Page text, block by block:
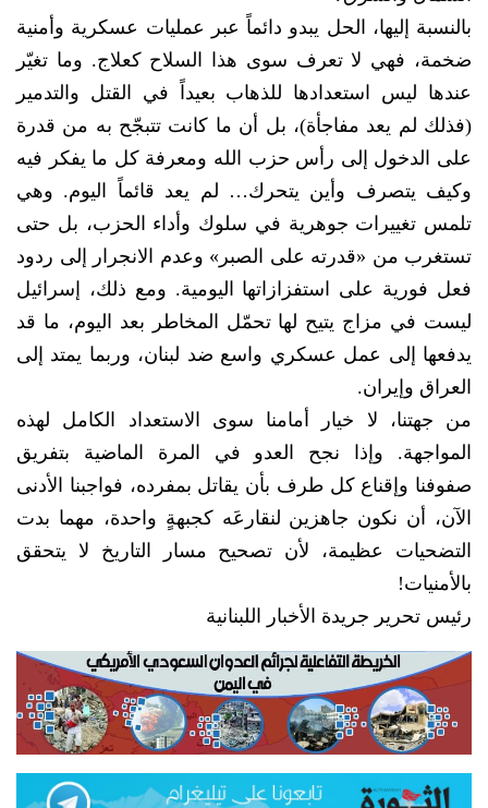
بالنسبة إليها، الحل يبدو دائماً عبر عمليات عسكرية وأمنية
ضخمة، فهي لا تعرف سوى هذا السلاح كعلاج. وما تغيّر
عندها ليس استعدادها للذهاب بعيداً في القتل والتدمير
(فذلك لم يعد مفاجأة)، بل أن ما كانت تتبجّح به من قدرة
على الدخول إلى رأس حزب الله ومعرفة كل ما يفكر فيه
وكيف يتصرف وأين يتحرك… لم يعد قائماً اليوم. وهي
تلمس تغييرات جوهرية في سلوك وأداء الحزب، بل حتى
تستغرب من «قدرته على الصبر» وعدم الانجرار إلى ردود
فعل فورية على استفزازاتها اليومية. ومع ذلك، إسرائيل
ليست في مزاج يتيح لها تحمّل المخاطر بعد اليوم، ما قد
يدفعها إلى عمل عسكري واسع ضد لبنان، وربما يمتد إلى
العراق وإيران.
من جهتنا، لا خيار أمامنا سوى الاستعداد الكامل لهذه
المواجهة. وإذا نجح العدو في المرة الماضية بتفريق
صفوفنا وإقناع كل طرف بأن يقاتل بمفرده، فواجبنا الأدنى
الآن، أن نكون جاهزين لنقارعَه كجبهةٍ واحدة، مهما بدت
التضحيات عظيمة، لأن تصحيح مسار التاريخ لا يتحقق
بالأمنيات!
رئيس تحرير جريدة الأخبار اللبنانية